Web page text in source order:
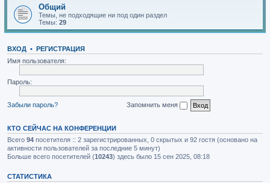
Общий
Темы, не подходящие ни под один раздел
Темы: 29
ВХОД • РЕГИСТРАЦИЯ
Имя пользователя:
Пароль:
Забыли пароль? Запомнить меня
КТО СЕЙЧАС НА КОНФЕРЕНЦИИ
Всего 94 посетителя :: 2 зарегистрированных, 0 скрытых и 92 гостя (основано на
активности пользователей за последние 5 минут)
Больше всего посетителей (10243) здесь было 15 сен 2025, 08:18
СТАТИСТИКА